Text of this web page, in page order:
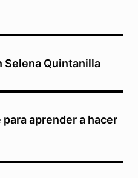
Selena Quintanilla
aprender a hacer